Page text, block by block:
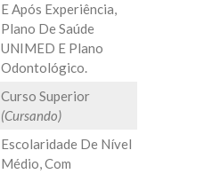
E Após Experiência,
Plano De Saúde
UNIMED E Plano
Odontológico.
Curso Superior
(Cursando)
Escolaridade De Nível
Médio, Com